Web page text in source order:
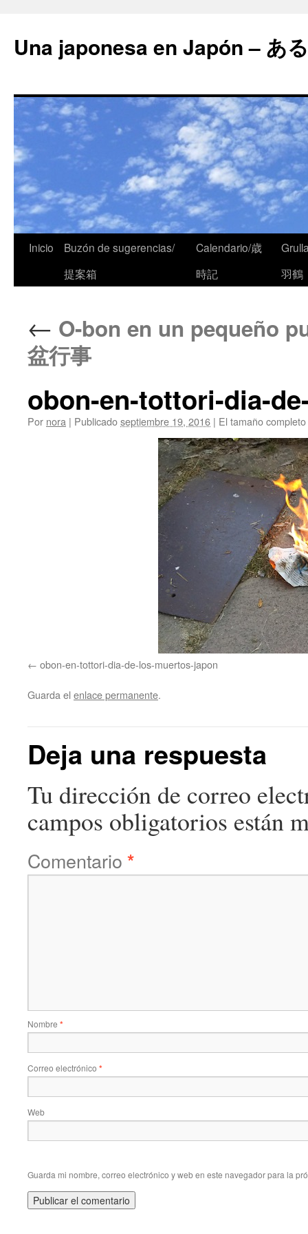
Una japonesa en Japón – あ
Inicio
Buzón de sugerencias/
提案箱
Calendario/歳
時記
羽鶴
← O-bon en un pequeño
盆行事
obon-en-tottori-dia-
Por nora | Publicadoseptiembre 19, 2016 | El tamaño
obon-en-tottori-dia-de-los-muertos-japon
Guarda el enlace permanente.
Deja una respuesta
Tu dirección de correo
campos obligatorios están
Comentario *
Nombre *
Correo electrónico *
Web
Guarda mi nombre, correo electrónico y web en este navegador para la